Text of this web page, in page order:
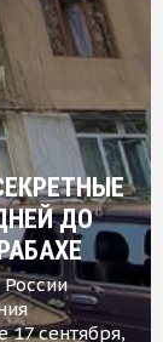
ДО
17 сентября,